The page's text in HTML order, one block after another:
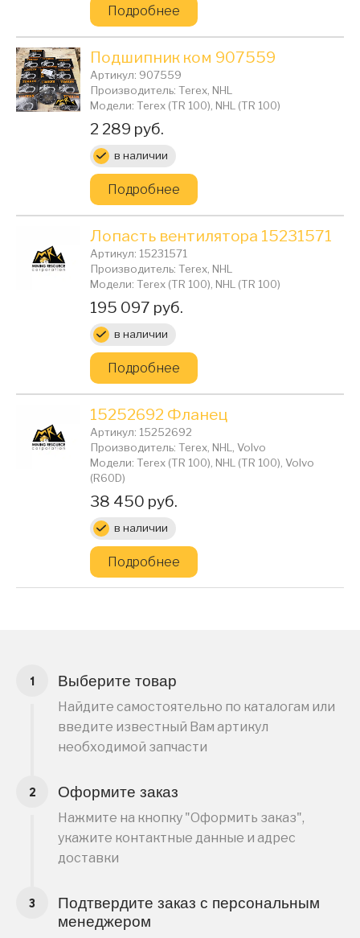
Подробнее
Подшипник ком 907559
Артикул: 907559
Производитель: Terex, NHL
Модели: Terex (TR 100), NHL (TR 100)
Цена:
2 289 руб.
в наличии
Подробнее
Лопасть вентилятора 15231571
Артикул: 15231571
Производитель: Terex, NHL
Модели: Terex (TR 100), NHL (TR 100)
Цена:
195 097 руб.
в наличии
Подробнее
15252692 Фланец
Артикул: 15252692
Производитель: Terex, NHL, Volvo
Модели: Terex (TR 100), NHL (TR 100), Volvo
(R60D)
Цена:
38 450 руб.
в наличии
Подробнее
Выберите товар
Найдите самостоятельно по каталогам или
введите известный Вам артикул
необходимой запчасти
Оформите заказ
Нажмите на кнопку "Оформить заказ",
укажите контактные данные и адрес
доставки
Подтвердите заказ с персональным
менеджером